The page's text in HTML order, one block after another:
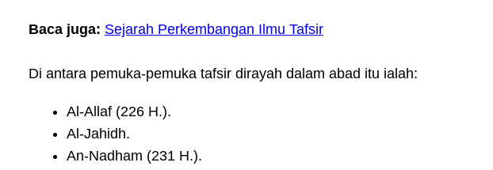
Baca juga: Sejarah Perkembangan Ilmu Tafsir
Di antara pemuka-pemuka tafsir dirayah dalam abad itu ialah:
Al-Allaf (226 H.).
Al-Jahidh.
An-Nadham (231 H.).